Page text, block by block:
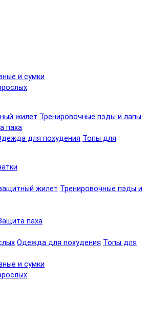
и сумки
жилет Тренировочные пэды и лапы
паха
для похудения Топы для
жилет Тренировочные пэды и
паха
Одежда для похудения Топы для
и сумки